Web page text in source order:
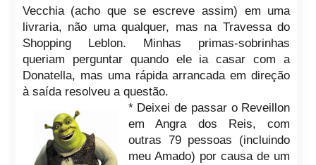
Vecchia (acho que se escreve assim) em uma
livraria, não uma qualquer, mas na Travessa do
Shopping Leblon. Minhas primas-sobrinhas
queriam perguntar quando ele ia casar com a
Donatella, mas uma rápida arrancada em direção
à saída resolveu a questão.
* Deixei de passar o Reveillon
em Angra dos Reis, com
outras 79 pessoas (incluindo
meu Amado) por causa de um